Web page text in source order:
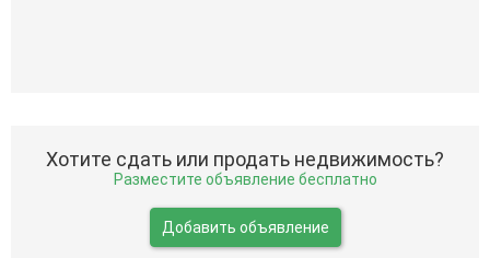
Хотите сдать или продать недвижимость?
Разместите объявление бесплатно
Добавить объявление